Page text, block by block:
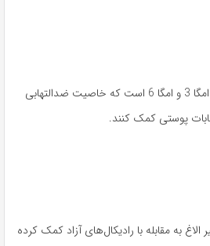
شیر الاغ حاوی اسیدهای چرب امگا 3 و امگا 6 است که خاصیت ضدالتهابی
پوستی کمک کنند.
به مقابله با رادیکال‌های آزاد کمک کرده